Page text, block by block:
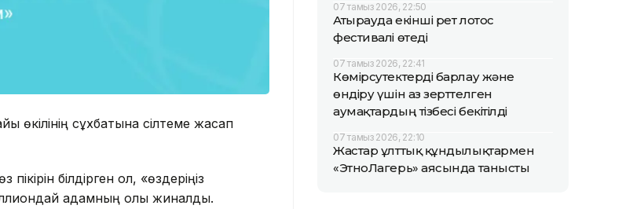
өкілінің сұхбатына сілтеме жасап
пікірін білдірген ол, «өздеріңіз
адамның қолы жиналды.
07 тамыз 2026, 22:50
Атырауда екінші рет лотос
фестивалі өтеді
07 тамыз 2026, 22:41
Көмірсутектерді барлау және
өндіру үшін аз зерттелген
аумақтардың тізбесі бекітілді
07 тамыз 2026, 22:10
Жастар ұлттық құндылықтармен
«ЭтноЛагерь» аясында танысты